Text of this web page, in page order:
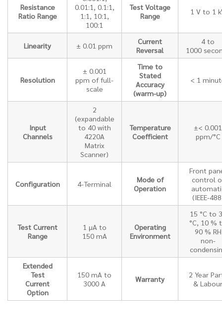
Resistance
Ratio Range
0.01:1, 0.1:1,
1:1, 10:1,
100:1
Test Voltage
Range
1 V to 1
Linearity ± 0.01 ppm
Current
Reversal
4 to
1000
Resolution
± 0.001
ppm of full-
scale
Time to
Stated
Accuracy
(warm-up)
< 1
Input
Channels
2
(expandable
to 40 with
4220A
Matrix
Scanner)
Temperature
Coefficient
±< 0.001
ppm/°C
Configuration 4-Terminal
Mode of
Operation
Front
control
(IEEE-
Test Current
Range
1 μA to
150 mA
Operating
Environment
15 °C to
°C, 10 %
90 % RH
non-
Extended
Test
Current
Option
150 mA to
3000 A
Warranty
2 Year
& Labour